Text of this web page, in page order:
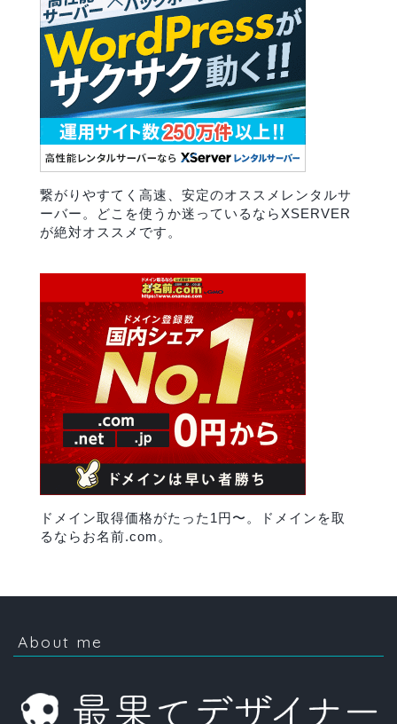
繋がりやすてく高速、安定のオススメレンタルサ
ーバー。どこを使うか迷っているならXSERVER
が絶対オススメです。
ドメイン取得価格がたった1円〜。ドメインを取
るならお名前.com。
About me